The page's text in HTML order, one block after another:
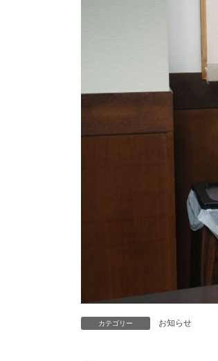
カテゴリー お知らせ